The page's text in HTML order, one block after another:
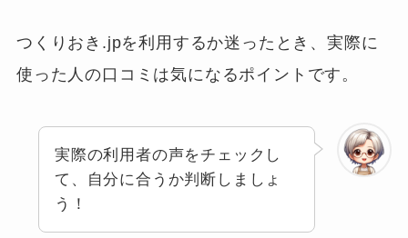
つくりおき.jpを利用するか迷ったとき、実際に
使った人の口コミは気になるポイントです。
実際の利用者の声をチェックし
て、自分に合うか判断しましょ
う！